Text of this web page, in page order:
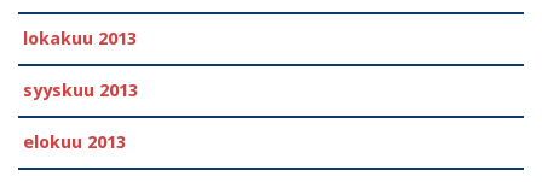
lokakuu 2013
syyskuu 2013
elokuu 2013